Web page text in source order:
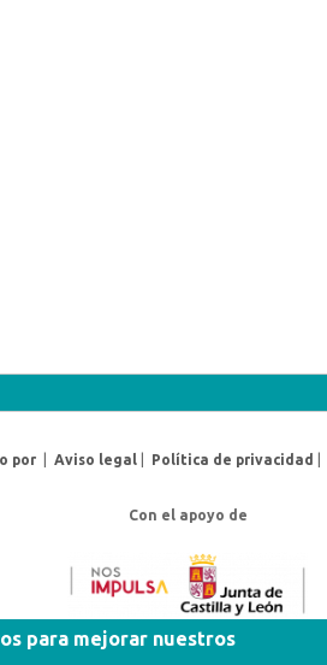
por| Aviso legal Política de privacidad
Con el apoyo de
para mejorar nuestros